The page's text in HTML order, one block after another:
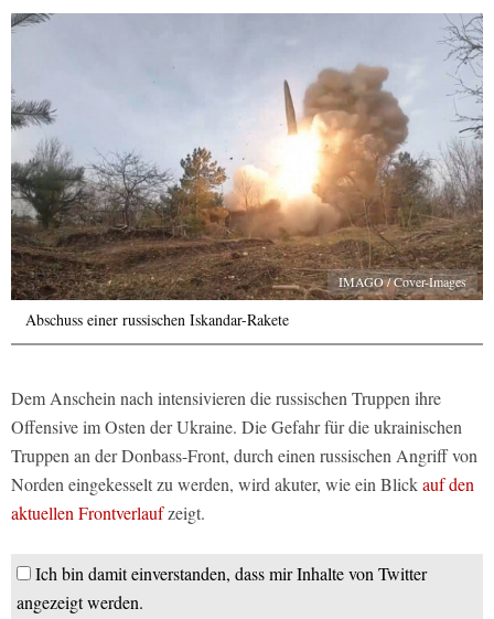
IMAGO / Cover-Images
Abschuss einer russischen Iskandar-Rakete
Dem Anschein nach intensivieren die russischen Truppen ihre
Offensive im Osten der Ukraine. Die Gefahr für die ukrainischen
Truppen an der Donbass-Front, durch einen russischen Angriff von
Norden eingekesselt zu werden, wird akuter, wie ein Blickauf den
aktuellen Frontverlaufzeigt.
Ich bin damit einverstanden, dass mir Inhalte von Twitter
angezeigt werden.